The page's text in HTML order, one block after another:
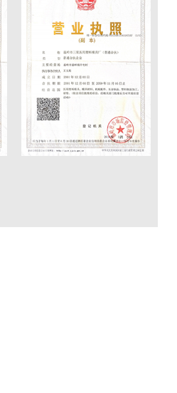
في الممارسة
والاختبار ، وقمنا
المعالجة. لقد
لتحقيق المنفعة